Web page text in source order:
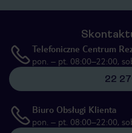
Telefoniczne Centrum
pon. – pt. 08:00–22:00,
22
Biuro Obsługi Klienta
pon. – pt. 08:00–22:00,